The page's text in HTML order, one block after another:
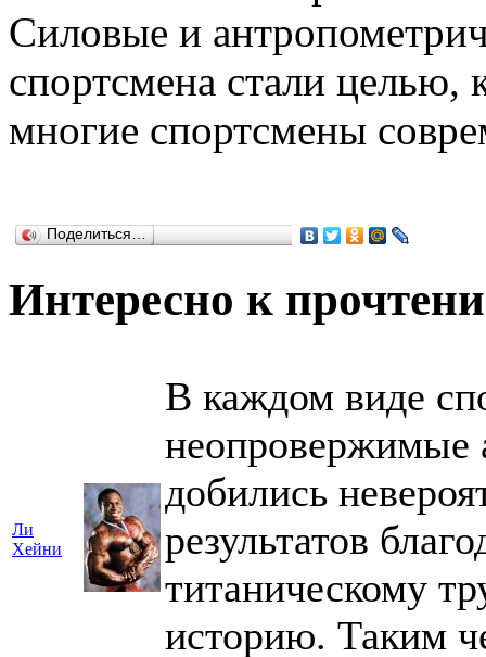
Силовые и
спортсмена стали целью,
многие спортсмены
Поделиться…
Интересно к
Ли
Хейни
В каждом виде
неопровержимые
добились
результатов
титаническому
историю. Таким